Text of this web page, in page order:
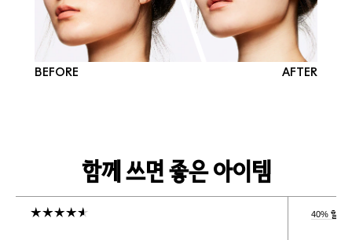
BEFORE AFTER
함께 쓰면 좋은 아이템
40% 할인